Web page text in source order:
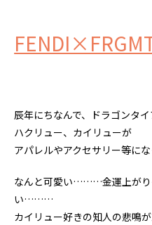
辰年にちなんで、ドラゴンタ
ハクリュー、カイリューが
アパレルやアクセサリー等にな
なんと可愛い………金運上が
い………
カイリュー好きの知人の悲鳴が